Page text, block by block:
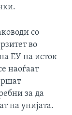
со
во
ЕУ на исток
наоѓаат
за да
на унијата.